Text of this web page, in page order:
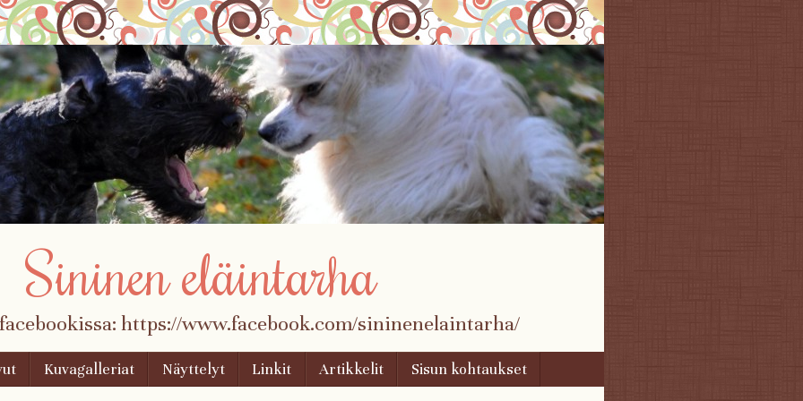
Sininen eläintarha
https://www.facebook.com/sininenelaintarha/
Kuvagalleriat Näyttelyt Linkit Artikkelit Sisun kohtaukset